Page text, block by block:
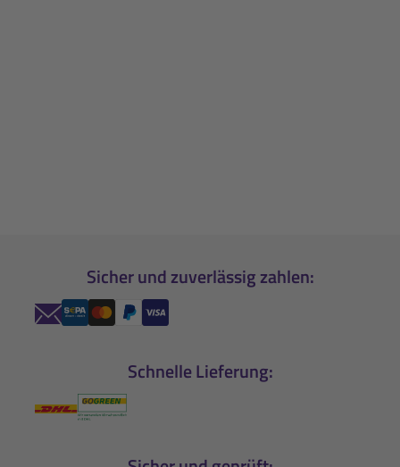
Sicher und zuverlässig zahlen:
Schnelle Lieferung: